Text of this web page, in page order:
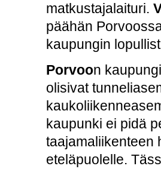
matkustajalaituri.
päähän
kaupungin
Porvoon
olisivat
kaupunki ei pidä
taajamaliikenteen
eteläpuolelle.